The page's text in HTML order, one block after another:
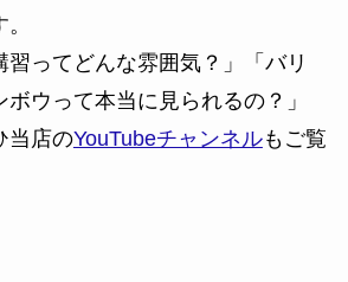
習ってどんな雰囲気？」「バリ
ウって本当に見られるの？」
当店のYouTubeチャンネルもご覧